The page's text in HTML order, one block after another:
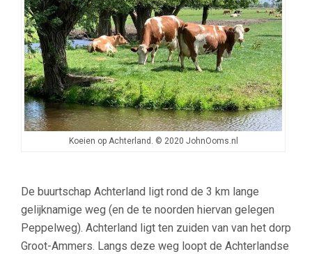
Koeien op Achterland. © 2020 JohnOoms.nl
De buurtschap Achterland ligt rond de 3 km lange
gelijknamige weg (en de te noorden hiervan gelegen
Peppelweg). Achterland ligt ten zuiden van van het dorp
Groot-Ammers. Langs deze weg loopt de Achterlandse